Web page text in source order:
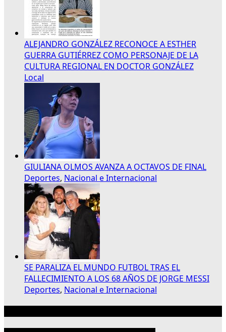
ALEJANDRO GONZÁLEZ RECONOCE A ESTHER
GUERRA GUTIÉRREZ COMO PERSONAJE DE LA
CULTURA REGIONAL EN DOCTOR GONZÁLEZ
Local
GIULIANA OLMOS AVANZA A OCTAVOS DE FINAL
Deportes, Nacional e Internacional
SE PARALIZA EL MUNDO FUTBOL TRAS EL
FALLECIMIENTO A LOS 68 AÑOS DE JORGE MESSI
Deportes, Nacional e Internacional